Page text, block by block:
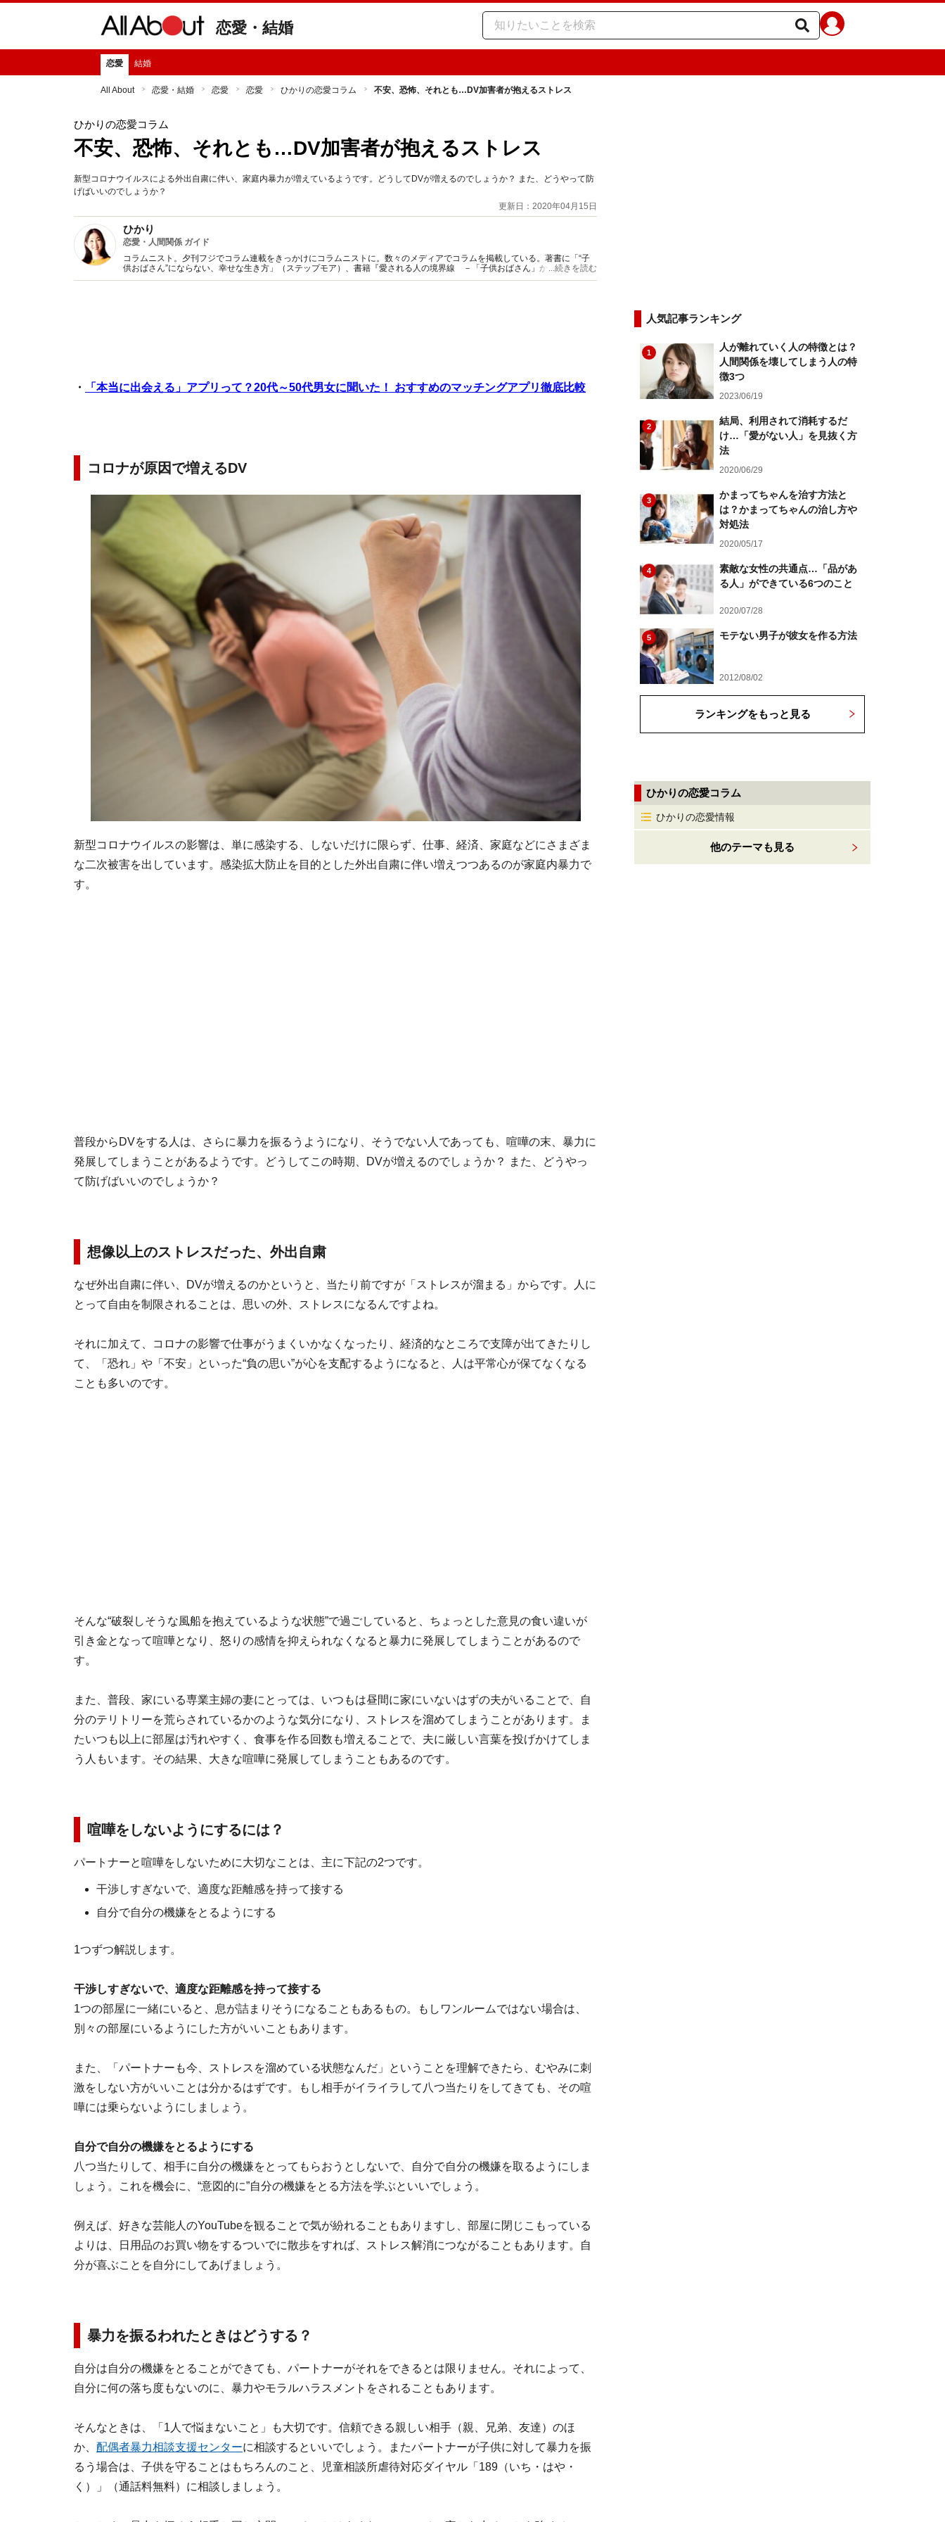
恋愛・結婚
恋愛 結婚
All About 恋愛・結婚 恋愛 恋愛 ひかりの恋愛コラム 不安、恐怖、それとも…DV加害者が抱えるストレス
ひかりの恋愛コラム
不安、恐怖、それとも…DV加害者が抱えるストレス
新型コロナウイルスによる外出自粛に伴い、家庭内暴力が増えているようです。どうしてDVが増えるのでしょうか？ また、どうやって防
げばいいのでしょうか？
更新日：2020年04月15日
ひかり
恋愛・人間関係 ガイド
コラムニスト。夕刊フジでコラム連載をきっかけにコラムニストに。数々のメディアでコラムを掲載している。著書に「“子
供おばさん”にならない、幸せな生き方」（ステップモア）、書籍『愛される人の境界線 －「子供おばさん」から「大人女
子」に変わる方法』（KADOKAWA/中経出版)など。
...続きを読む
・ 「本当に出会える」アプリって？20代～50代男女に聞いた！ おすすめのマッチングアプリ徹底比較
コロナが原因で増えるDV
新型コロナウイルスの影響は、単に感染する、しないだけに限らず、仕事、経済、家庭などにさまざま
な二次被害を出しています。感染拡大防止を目的とした外出自粛に伴い増えつつあるのが家庭内暴力で
す。
普段からDVをする人は、さらに暴力を振るうようになり、そうでない人であっても、喧嘩の末、暴力に
発展してしまうことがあるようです。どうしてこの時期、DVが増えるのでしょうか？ また、どうやっ
て防げばいいのでしょうか？
想像以上のストレスだった、外出自粛
なぜ外出自粛に伴い、DVが増えるのかというと、当たり前ですが「ストレスが溜まる」からです。人に
とって自由を制限されることは、思いの外、ストレスになるんですよね。
それに加えて、コロナの影響で仕事がうまくいかなくなったり、経済的なところで支障が出てきたりし
て、「恐れ」や「不安」といった“負の思い”が心を支配するようになると、人は平常心が保てなくなる
ことも多いのです。
そんな“破裂しそうな風船を抱えているような状態”で過ごしていると、ちょっとした意見の食い違いが
引き金となって喧嘩となり、怒りの感情を抑えられなくなると暴力に発展してしまうことがあるので
す。
また、普段、家にいる専業主婦の妻にとっては、いつもは昼間に家にいないはずの夫がいることで、自
分のテリトリーを荒らされているかのような気分になり、ストレスを溜めてしまうことがあります。ま
たいつも以上に部屋は汚れやすく、食事を作る回数も増えることで、夫に厳しい言葉を投げかけてしま
う人もいます。その結果、大きな喧嘩に発展してしまうこともあるのです。
喧嘩をしないようにするには？
パートナーと喧嘩をしないために大切なことは、主に下記の2つです。
干渉しすぎないで、適度な距離感を持って接する
自分で自分の機嫌をとるようにする
1つずつ解説します。
干渉しすぎないで、適度な距離感を持って接する
1つの部屋に一緒にいると、息が詰まりそうになることもあるもの。もしワンルームではない場合は、
別々の部屋にいるようにした方がいいこともあります。
また、「パートナーも今、ストレスを溜めている状態なんだ」ということを理解できたら、むやみに刺
激をしない方がいいことは分かるはずです。もし相手がイライラして八つ当たりをしてきても、その喧
嘩には乗らないようにしましょう。
自分で自分の機嫌をとるようにする
八つ当たりして、相手に自分の機嫌をとってもらおうとしないで、自分で自分の機嫌を取るようにしま
しょう。これを機会に、“意図的に”自分の機嫌をとる方法を学ぶといいでしょう。
例えば、好きな芸能人のYouTubeを観ることで気が紛れることもありますし、部屋に閉じこもっている
よりは、日用品のお買い物をするついでに散歩をすれば、ストレス解消につながることもあります。自
分が喜ぶことを自分にしてあげましょう。
暴力を振るわれたときはどうする？
自分は自分の機嫌をとることができても、パートナーがそれをできるとは限りません。それによって、
自分に何の落ち度もないのに、暴力やモラルハラスメントをされることもあります。
そんなときは、「1人で悩まないこと」も大切です。信頼できる親しい相手（親、兄弟、友達）のほ
か、 配偶者暴力相談支援センターに相談するといいでしょう。またパートナーが子供に対して暴力を振
るう場合は、子供を守ることはもちろんのこと、児童相談所虐待対応ダイヤル「189（いち・はや・
く）」（通話料無料）に相談しましょう。
人気記事ランキング
1
人が離れていく人の特徴とは？
人間関係を壊してしまう人の特
徴3つ
2023/06/19
2
結局、利用されて消耗するだ
け…「愛がない人」を見抜く方
法
2020/06/29
3
かまってちゃんを治す方法と
は？かまってちゃんの治し方や
対処法
2020/05/17
4
素敵な女性の共通点…「品があ
る人」ができている6つのこと
2020/07/28
5 モテない男子が彼女を作る方法
2012/08/02
ランキングをもっと見る
ひかりの恋愛コラム
ひかりの恋愛情報
他のテーマも見る